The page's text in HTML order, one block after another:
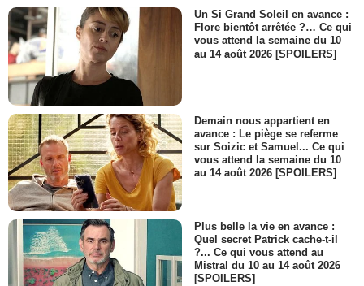
Un Si Grand Soleil en avance :
Flore bientôt arrêtée ?… Ce qui
vous attend la semaine du 10
au 14 août 2026 [SPOILERS]
Demain nous appartient en
avance : Le piège se referme
sur Soizic et Samuel... Ce qui
vous attend la semaine du 10
au 14 août 2026 [SPOILERS]
Plus belle la vie en avance :
Quel secret Patrick cache-t-il
?... Ce qui vous attend au
Mistral du 10 au 14 août 2026
[SPOILERS]